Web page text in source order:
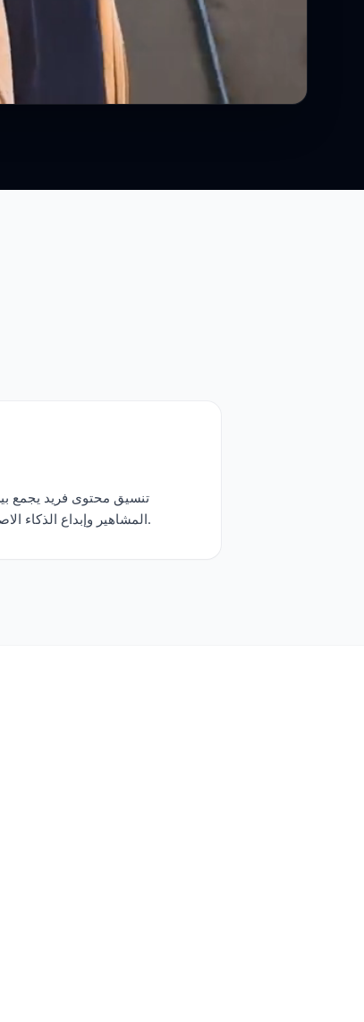
تنسيق محتوى فريد يجمع
المشاهير وإبداع الذكاء الاصطناعي.